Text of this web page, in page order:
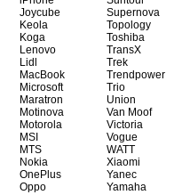
Joycube
Keola
Koga
Lenovo
Lidl
MacBook
Microsoft
Maratron
Motinova
Motorola
MSI
MTS
Nokia
OnePlus
Oppo
Supernova
Topology
Toshiba
TransX
Trek
Trendpower
Trio
Union
Van Moof
Victoria
Vogue
WATT
Xiaomi
Yanec
Yamaha